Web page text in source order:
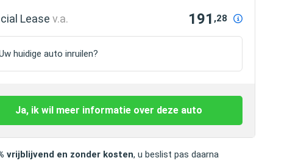
Leasev.a. 191 ,28
huidige auto inruilen?
Ja, ik wil meer informatie over deze auto
vrijblijvend en zonder kosten, u beslist pas daarna